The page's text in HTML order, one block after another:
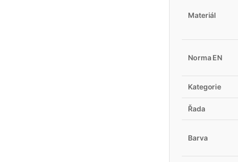
Materiál
Norma EN
Kategorie
Řada
Barva